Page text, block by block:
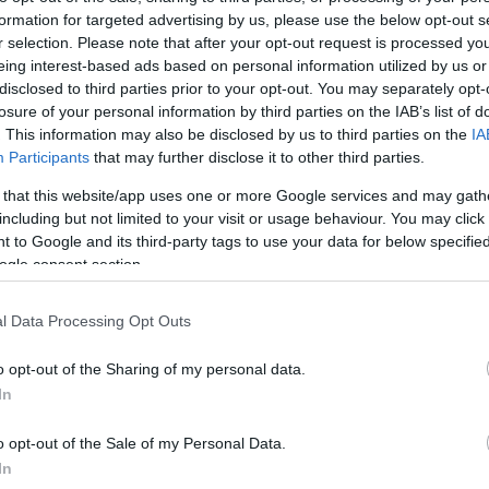
for targeted advertising by us, please use the below opt-out
selection. Please note that after your opt-out request is processed
interest-based ads based on personal information utilized by us
to third parties prior to your opt-out. You may separately
of your personal information by third parties on the IAB’s list of
This information may also be disclosed by us to third parties on the
Participants that may further disclose it to other third parties.
that this website/app uses one or more Google services and may
but not limited to your visit or usage behaviour. You may
to Google and its third-party tags to use your data for below
consent section.
Data Processing Opt Outs
opt-out of the Sharing of my personal data.
opt-out of the Sale of my Personal Data.
Jelszó Emlékezzen rám
Regisztráció
szaknévsora
KERTÉSZ ÉS KERTÉSZET REGISZTRÁCIÓ NÖVÉNYKATALÓGUS
(0)